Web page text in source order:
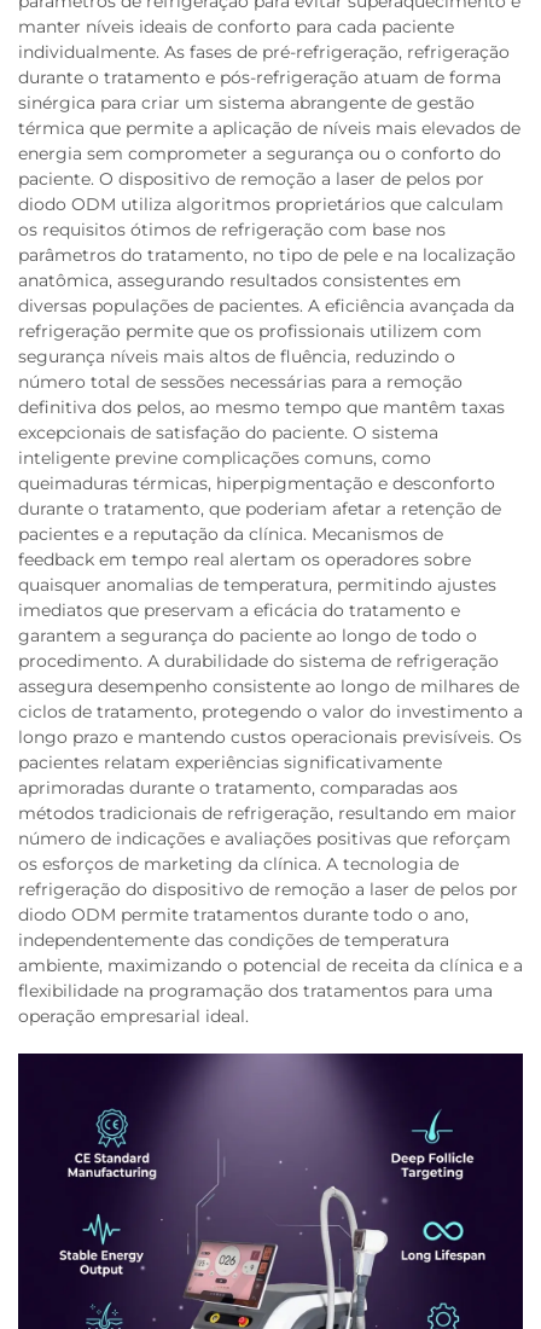
manter níveis ideais de conforto para cada paciente
individualmente. As fases de pré-refrigeração, refrigeração
durante o tratamento e pós-refrigeração atuam de forma
sinérgica para criar um sistema abrangente de gestão
térmica que permite a aplicação de níveis mais elevados de
energia sem comprometer a segurança ou o conforto do
paciente. O dispositivo de remoção a laser de pelos por
diodo ODM utiliza algoritmos proprietários que calculam
os requisitos ótimos de refrigeração com base nos
parâmetros do tratamento, no tipo de pele e na localização
anatômica, assegurando resultados consistentes em
diversas populações de pacientes. A eficiência avançada da
refrigeração permite que os profissionais utilizem com
segurança níveis mais altos de fluência, reduzindo o
número total de sessões necessárias para a remoção
definitiva dos pelos, ao mesmo tempo que mantêm taxas
excepcionais de satisfação do paciente. O sistema
inteligente previne complicações comuns, como
queimaduras térmicas, hiperpigmentação e desconforto
durante o tratamento, que poderiam afetar a retenção de
pacientes e a reputação da clínica. Mecanismos de
feedback em tempo real alertam os operadores sobre
quaisquer anomalias de temperatura, permitindo ajustes
imediatos que preservam a eficácia do tratamento e
garantem a segurança do paciente ao longo de todo o
procedimento. A durabilidade do sistema de refrigeração
assegura desempenho consistente ao longo de milhares de
ciclos de tratamento, protegendo o valor do investimento a
longo prazo e mantendo custos operacionais previsíveis. Os
pacientes relatam experiências significativamente
aprimoradas durante o tratamento, comparadas aos
métodos tradicionais de refrigeração, resultando em maior
número de indicações e avaliações positivas que reforçam
os esforços de marketing da clínica. A tecnologia de
refrigeração do dispositivo de remoção a laser de pelos por
diodo ODM permite tratamentos durante todo o ano,
independentemente das condições de temperatura
ambiente, maximizando o potencial de receita da clínica e a
flexibilidade na programação dos tratamentos para uma
operação empresarial ideal.